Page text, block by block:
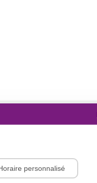
personnalisé